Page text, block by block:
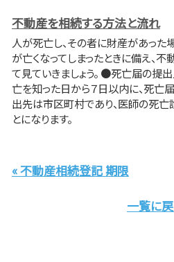
不動産を相続する方法と流れ
人が死亡し、その者に財産があった
が亡くなってしまったときに備え、不
て見ていきましょう。 ●死亡届の提
亡を知った日から７日以内に、死亡
出先は市区町村であり、医師の死
とになります。
« 不動産相続登記 期限
一覧に